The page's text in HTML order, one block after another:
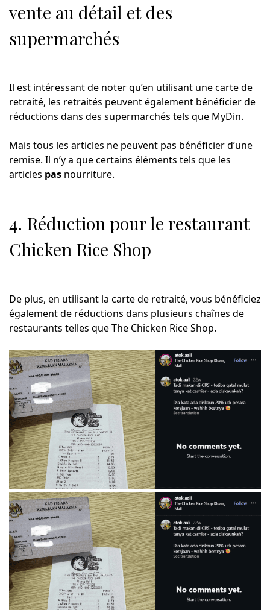
vente au détail et des
supermarchés
Il est intéressant de noter qu’en utilisant une carte de
retraité, les retraités peuvent également bénéficier de
réductions dans des supermarchés tels que MyDin.
Mais tous les articles ne peuvent pas bénéficier d’une
remise. Il n’y a que certains éléments tels que les
articles pas nourriture.
4. Réduction pour le restaurant
Chicken Rice Shop
De plus, en utilisant la carte de retraité, vous bénéficiez
également de réductions dans plusieurs chaînes de
restaurants telles que The Chicken Rice Shop.